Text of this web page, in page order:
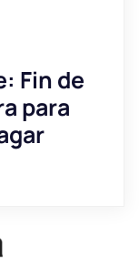
Fin de
para